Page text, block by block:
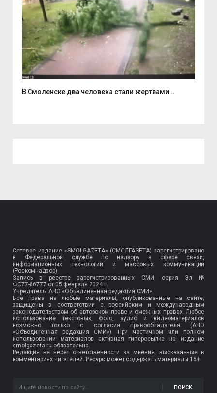
В Смоленске два человека стали жертвами...
Сетевое издание «SMOLGAZETA» (СМОЛГАЗЕТА) зарегистрировано
в Федеральной службе по надзору в сфере связи,
информационных технологий и массовых коммуникаций
(Роскомнадзор).
Запись в реестре зарегистрированных СМИ: серия Эл №
ФС77-86777 от 05 февраля 2024 г.
Учредитель: АНО «Объединенная редакция СМИ».
Все права на любые материалы, опубликованные на сайте,
защищены в соответствии с российским и международным
законодательством об авторском праве и смежных правах. Любое
использование текстовых, фото, аудио и видеоматериалов
возможно только с согласия правообладателя (АНО
«Объединённая редакция СМИ»). При частичном или полном
использовании материалов активная гиперссылка на издание
smolgazeta.ru обязательна.
Редакция не несет ответственности за мнения, высказанные в
комментариях читателей. Ресурс может содержать материалы 16+.
ПОИСК